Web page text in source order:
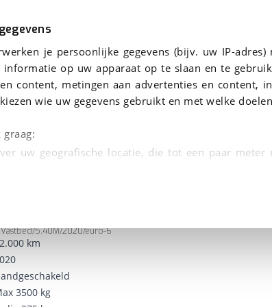
je persoonlijke gegevens (bijv. uw IP-adres)
op uw apparaat op te slaan en te
content, metingen aan advertenties en content,
wie uw gegevens gebruikt en met welke
uw geografische locatie, die tot een paar meter
toestemming op elk moment wijzigen of
zorgen we voor een betere en meer
dat de website goed werkt. Ook gebruiken we
gevonden
5.40M/2020/euro-6
km
3500 kg